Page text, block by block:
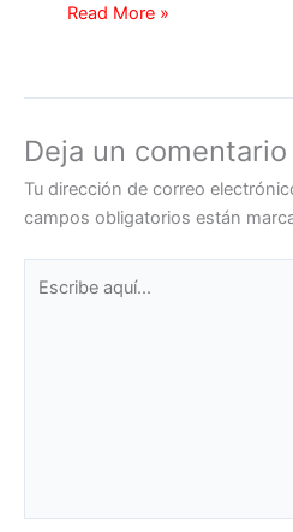
Read More »
Deja un comentario
Tu dirección de correo
campos obligatorios están
aquí...